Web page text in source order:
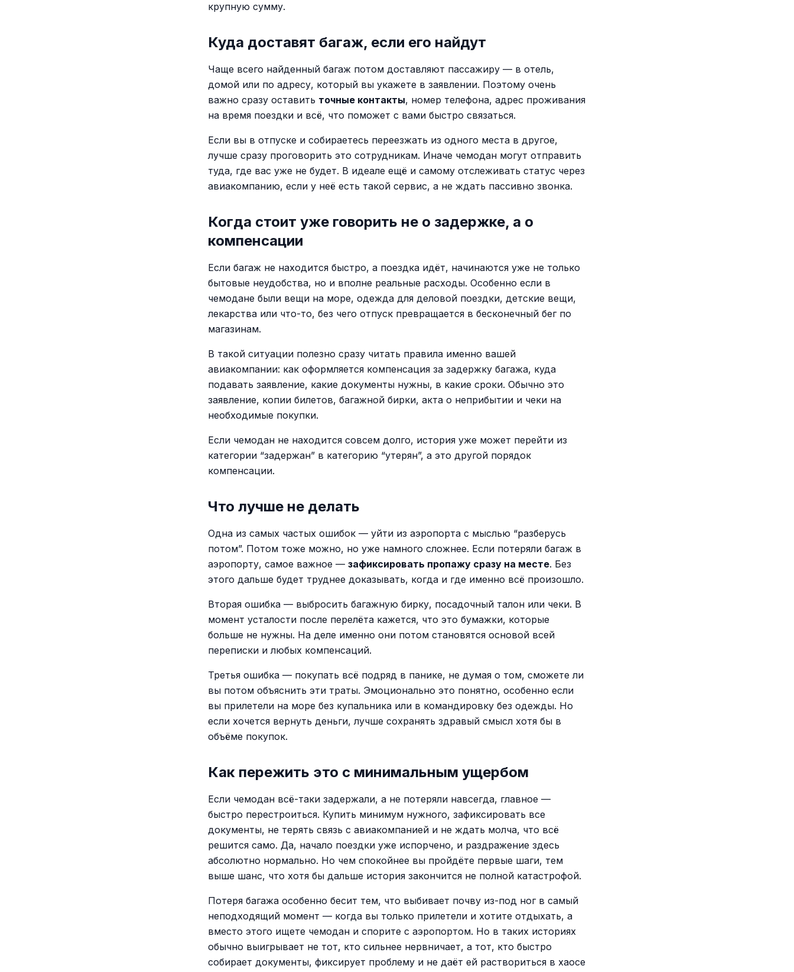
крупную сумму.
Куда доставят багаж, если его найдут
Чаще всего найденный багаж потом доставляют пассажиру — в отель,
домой или по адресу, который вы укажете в заявлении. Поэтому очень
важно сразу оставить точные контакты, номер телефона, адрес проживания
на время поездки и всё, что поможет с вами быстро связаться.
Если вы в отпуске и собираетесь переезжать из одного места в другое,
лучше сразу проговорить это сотрудникам. Иначе чемодан могут отправить
туда, где вас уже не будет. В идеале ещё и самому отслеживать статус через
авиакомпанию, если у неё есть такой сервис, а не ждать пассивно звонка.
Когда стоит уже говорить не о задержке, а о
компенсации
Если багаж не находится быстро, а поездка идёт, начинаются уже не только
бытовые неудобства, но и вполне реальные расходы. Особенно если в
чемодане были вещи на море, одежда для деловой поездки, детские вещи,
лекарства или что-то, без чего отпуск превращается в бесконечный бег по
магазинам.
В такой ситуации полезно сразу читать правила именно вашей
авиакомпании: как оформляется компенсация за задержку багажа, куда
подавать заявление, какие документы нужны, в какие сроки. Обычно это
заявление, копии билетов, багажной бирки, акта о неприбытии и чеки на
необходимые покупки.
Если чемодан не находится совсем долго, история уже может перейти из
категории “задержан” в категорию “утерян”, а это другой порядок
компенсации.
Что лучше не делать
Одна из самых частых ошибок — уйти из аэропорта с мыслью “разберусь
потом”. Потом тоже можно, но уже намного сложнее. Если потеряли багаж в
аэропорту, самое важное — зафиксировать пропажу сразу на месте. Без
этого дальше будет труднее доказывать, когда и где именно всё произошло.
Вторая ошибка — выбросить багажную бирку, посадочный талон или чеки. В
момент усталости после перелёта кажется, что это бумажки, которые
больше не нужны. На деле именно они потом становятся основой всей
переписки и любых компенсаций.
Третья ошибка — покупать всё подряд в панике, не думая о том, сможете ли
вы потом объяснить эти траты. Эмоционально это понятно, особенно если
вы прилетели на море без купальника или в командировку без одежды. Но
если хочется вернуть деньги, лучше сохранять здравый смысл хотя бы в
объёме покупок.
Как пережить это с минимальным ущербом
Если чемодан всё-таки задержали, а не потеряли навсегда, главное —
быстро перестроиться. Купить минимум нужного, зафиксировать все
документы, не терять связь с авиакомпанией и не ждать молча, что всё
решится само. Да, начало поездки уже испорчено, и раздражение здесь
абсолютно нормально. Но чем спокойнее вы пройдёте первые шаги, тем
выше шанс, что хотя бы дальше история закончится не полной катастрофой.
Потеря багажа особенно бесит тем, что выбивает почву из-под ног в самый
неподходящий момент — когда вы только прилетели и хотите отдыхать, а
вместо этого ищете чемодан и спорите с аэропортом. Но в таких историях
обычно выигрывает не тот, кто сильнее нервничает, а тот, кто быстро
собирает документы, фиксирует проблему и не даёт ей раствориться в хаосе